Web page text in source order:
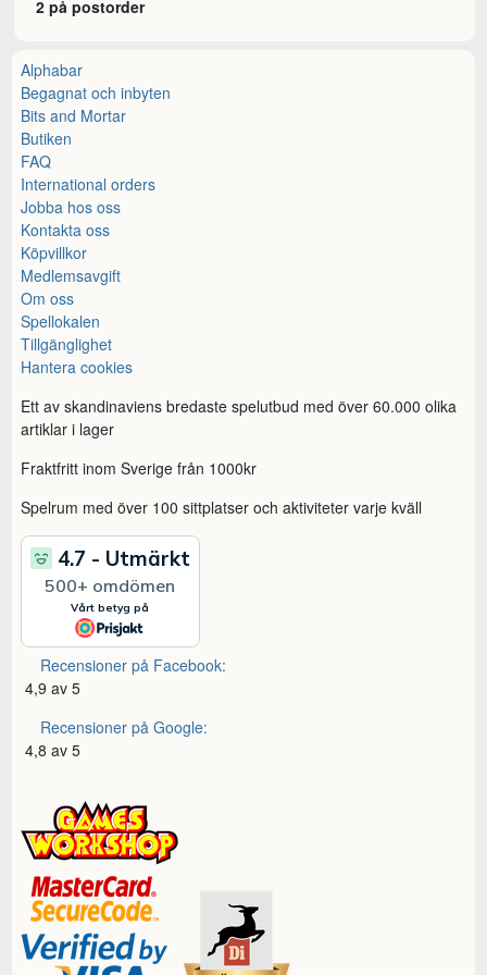
2 på postorder
Alphabar
Begagnat och inbyten
Bits and Mortar
Butiken
FAQ
International orders
Jobba hos oss
Kontakta oss
Köpvillkor
Medlemsavgift
Om oss
Spellokalen
Tillgänglighet
Hantera cookies
Ett av skandinaviens bredaste spelutbud med över 60.000 olika
artiklar i lager
Fraktfritt inom Sverige från 1000kr
Spelrum med över 100 sittplatser och aktiviteter varje kväll
Recensioner på Facebook:
4,9 av 5
Recensioner på Google:
4,8 av 5